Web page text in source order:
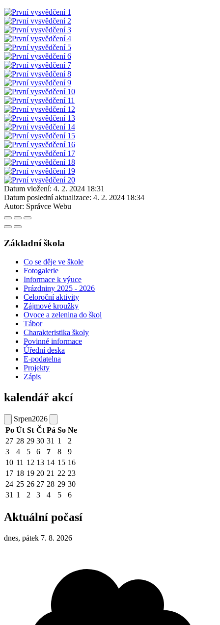
Datum vložení: 4. 2. 2024 18:31
Datum poslední aktualizace: 4. 2. 2024 18:34
Autor: Správce Webu
Základní škola
Co se děje ve škole
Fotogalerie
Informace k výuce
Prázdniny 2025 - 2026
Celoroční aktivity
Zájmové kroužky
Ovoce a zelenina do škol
Tábor
Charakteristika školy
Povinné informace
Úřední deska
E-podatelna
Projekty
Zápis
kalendář akcí
Srpen2026
Po Út St Čt Pá So Ne
27 28 29 30 31 1
2
3
4 5 6 7 8
9
10 11 12 13 14 15 16
17 18 19 20 21 22 23
24 25 26 27 28 29 30
31 1 2 3 4 5 6
Aktuální počasí
dnes, pátek 7. 8. 2026